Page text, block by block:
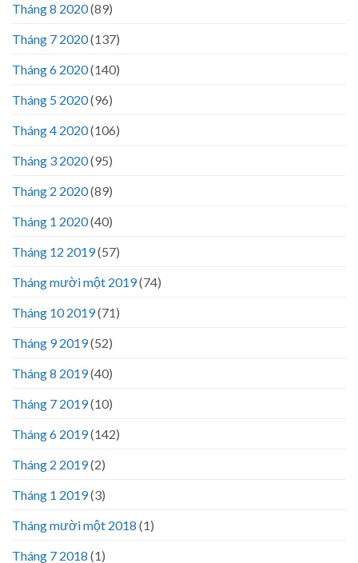
Tháng 8 2020(89)
Tháng 7 2020(137)
Tháng 6 2020(140)
Tháng 5 2020(96)
Tháng 4 2020(106)
Tháng 3 2020(95)
Tháng 2 2020(89)
Tháng 1 2020(40)
Tháng 12 2019(57)
Tháng mười một 2019(74)
Tháng 10 2019(71)
Tháng 9 2019(52)
Tháng 8 2019(40)
Tháng 7 2019(10)
Tháng 6 2019(142)
Tháng 2 2019(2)
Tháng 1 2019(3)
Tháng mười một 2018 (1)
Tháng 7 2018 (1)